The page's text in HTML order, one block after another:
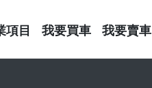
項目 我要買車 我要賣車